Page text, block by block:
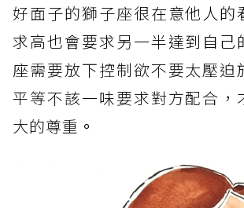
好面子的獅子座很在意他人的
求高也會要求另一半達到自己
座需要放下控制欲不要太壓迫
平等不該一味要求對方配合，
大的尊重 。